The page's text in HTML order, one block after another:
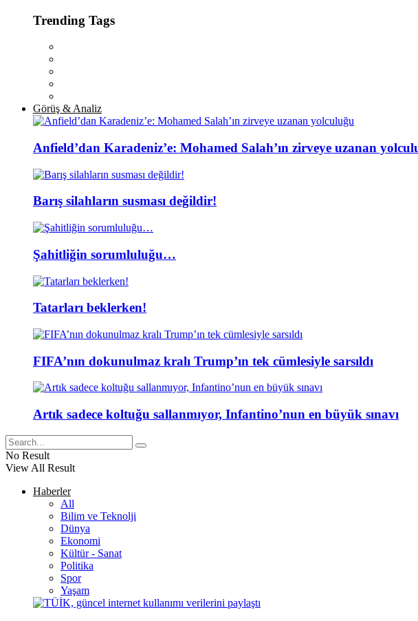
Trending Tags
Görüş & Analiz
Anfield’dan Karadeniz’e: Mohamed Salah’ın zirveye uzanan
Barış silahların susması değildir!
Şahitliğin sorumluluğu…
Tatarları beklerken!
FIFA’nın dokunulmaz kralı Trump’ın tek cümlesiyle sarsıldı
Artık sadece koltuğu sallanmıyor, Infantino’nun en büyük sınavı
No Result
View All Result
Haberler
All
Bilim ve Teknolji
Dünya
Ekonomi
Kültür - Sanat
Politika
Spor
Yaşam